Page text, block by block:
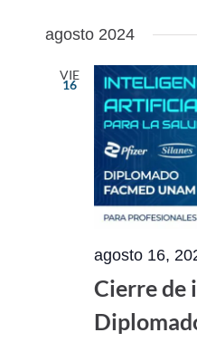
agosto 2024
VIE
16
agosto 16,
Cierre de